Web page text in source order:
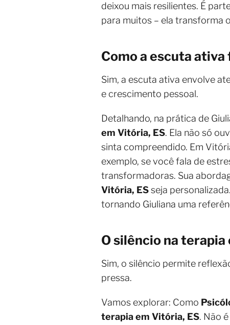
deixou mais resilientes. É
para muitos – ela transforma
Como a escuta
Sim, a escuta ativa envolve
e crescimento pessoal.
Detalhando, na prática de
em Vitória, ES. Ela não só
sinta compreendido. Em
exemplo, se você fala de
transformadoras. Sua
Vitória, ESseja
tornando Giuliana uma
O silêncio na
Sim, o silêncio permite
pressa.
Vamos explorar: Como
terapia em Vitória, ES. Não